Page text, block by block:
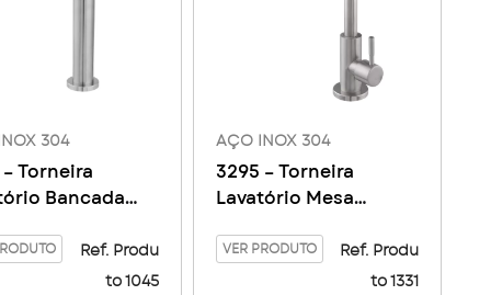
304
– Torneira
Bancada
Ref. Produ
to 1045
AÇO INOX 304
3295 – Torneira
Lavatório Mesa
304
VER PRODUTO
Ref. Produ
to 1331